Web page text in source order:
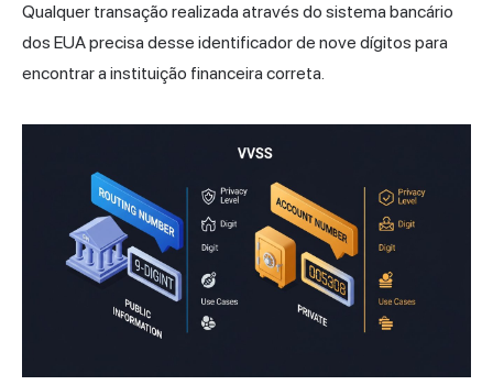
Qualquer transação realizada através do sistema bancário
dos EUA precisa desse identificador de nove dígitos para
encontrar a instituição financeira correta.